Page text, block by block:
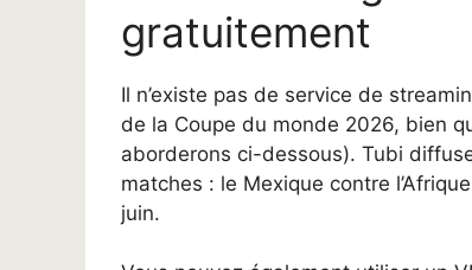
gratuitement
Il n’existe pas de service de
de la Coupe du monde 2026, bien
aborderons ci-dessous). Tubi
matches : le Mexique contre
juin.